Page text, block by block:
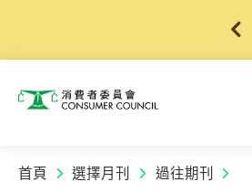
消費者委員會
首頁 選擇月刊 過往期刊